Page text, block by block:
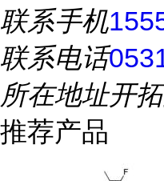
联系手机
联系电话
所在地址开
推荐产品